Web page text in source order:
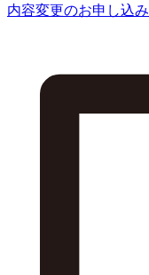
内容変更のお申し込み